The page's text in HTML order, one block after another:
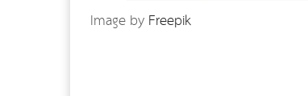
Image byFreepik